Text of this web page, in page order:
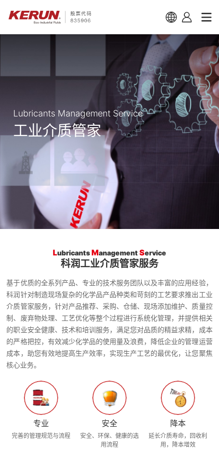
Lubricants Management Service
工业介质管家
LubricantsManagementService
科润工业介质管家服务
基于优质的全系列产品、专业的技术服务团队以及丰富的应用经验，
科润针对制造现场复杂的化学品产品种类和苛刻的工艺要求推出工业
介质管家服务，针对产品推荐、采购、仓储、现场添加维护、质量控
制、废弃物处理、工艺优化等整个过程进行系统化管理，并提供相关
的职业安全健康、技术和培训服务，满足您对品质的精益求精，成本
的严格把控，有效减少化学品的使用量及浪费，降低企业的管理运营
成本，助您有效地提高生产效率，实现生产工艺的最优化，让您聚焦
核心业务。
专业
完善的管理规范与流程
安全
安全、环保、健康的选
用流程
降本
延长介质寿命，回收利
用，降本增效